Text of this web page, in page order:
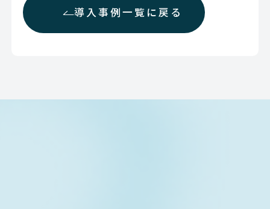
導入事例一覧に戻る